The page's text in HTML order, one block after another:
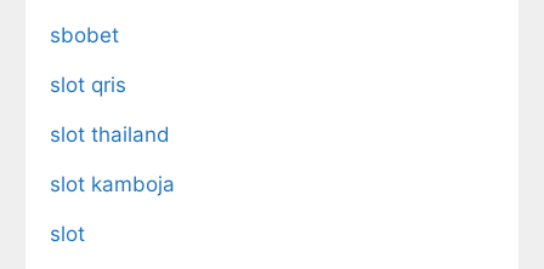
sbobet
slot qris
slot thailand
slot kamboja
slot